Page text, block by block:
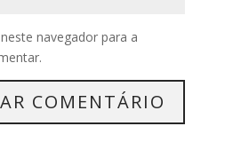
navegador para a